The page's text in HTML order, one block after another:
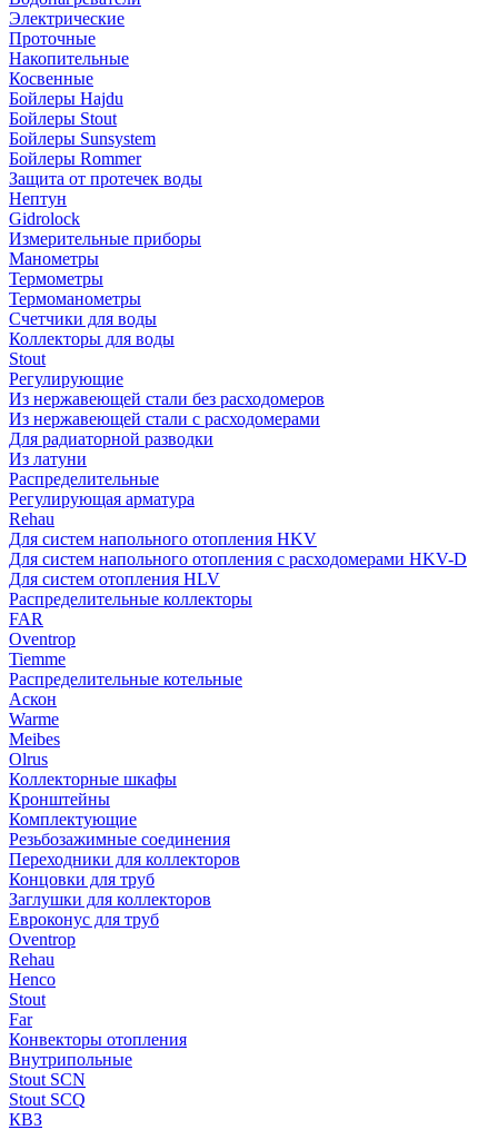
Электрические
Проточные
Накопительные
Косвенные
Бойлеры Hajdu
Бойлеры Stout
Бойлеры Sunsystem
Бойлеры Rommer
Защита от протечек воды
Нептун
Gidrolock
Измерительные приборы
Манометры
Термометры
Термоманометры
Счетчики для воды
Коллекторы для воды
Stout
Регулирующие
Из нержавеющей стали без расходомеров
Из нержавеющей стали с расходомерами
Для радиаторной разводки
Из латуни
Распределительные
Регулирующая арматура
Rehau
Для систем напольного отопления HKV
Для систем напольного отопления с расходомерами HKV-D
Для систем отопления HLV
Распределительные коллекторы
FAR
Oventrop
Tiemme
Распределительные котельные
Аскон
Warme
Meibes
Olrus
Коллекторные шкафы
Кронштейны
Комплектующие
Резьбозажимные соединения
Переходники для коллекторов
Концовки для труб
Заглушки для коллекторов
Евроконус для труб
Oventrop
Rehau
Henco
Stout
Far
Конвекторы отопления
Внутрипольные
Stout SCN
Stout SCQ
КВЗ